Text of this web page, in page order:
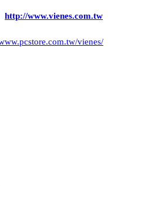
http://www.vienes.com.tw
vienes/